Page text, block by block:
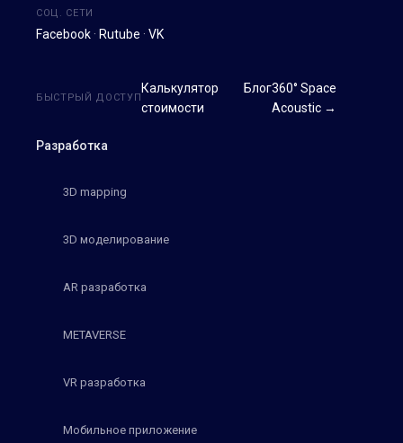
СОЦ. СЕТИ
Facebook · Rutube · VK
Разработка
3D mapping
3D моделирование
AR разработка
METAVERSE
VR разработка
Мобильное приложение
БЫСТРЫЙ ДОСТУП
Калькулятор
стоимости
Блог360° Space
Acoustic →